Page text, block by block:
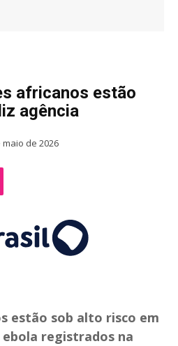
africanos estão
agência
maio de 2026
estão sob alto risco em
registrados na